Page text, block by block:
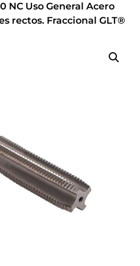
NC Uso General Acero
rectos. Fraccional GLT®